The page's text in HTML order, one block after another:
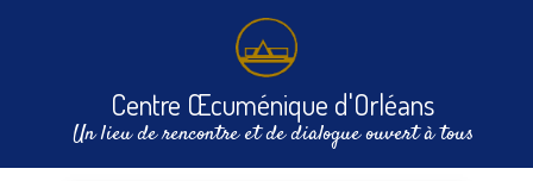
Centre Œcuménique d'Orléans
Un lieu de rencontre et de dialogue ouvert à tous